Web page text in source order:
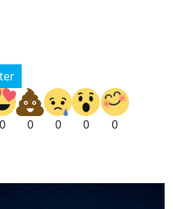
0 0 0 0 0